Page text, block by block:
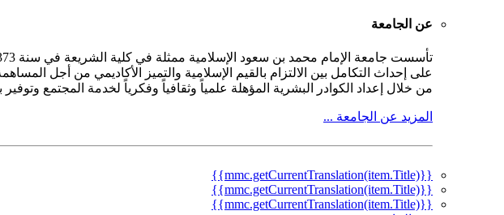
عن الجامعة
على إحداث التكامل بين الالتزام بالقيم الإسلامية والتميز الأكاديمي من أجل
من خلال إعداد الكوادر البشرية المؤهلة علمياً وثقافياً وفكرياً لخدمة المجتمع
المزيد عن الجامعة ...
{{mmc.getCurrentTranslation(item.Title)}}
{{mmc.getCurrentTranslation(item.Title)}}
{{mmc.getCurrentTranslation(item.Title)}}